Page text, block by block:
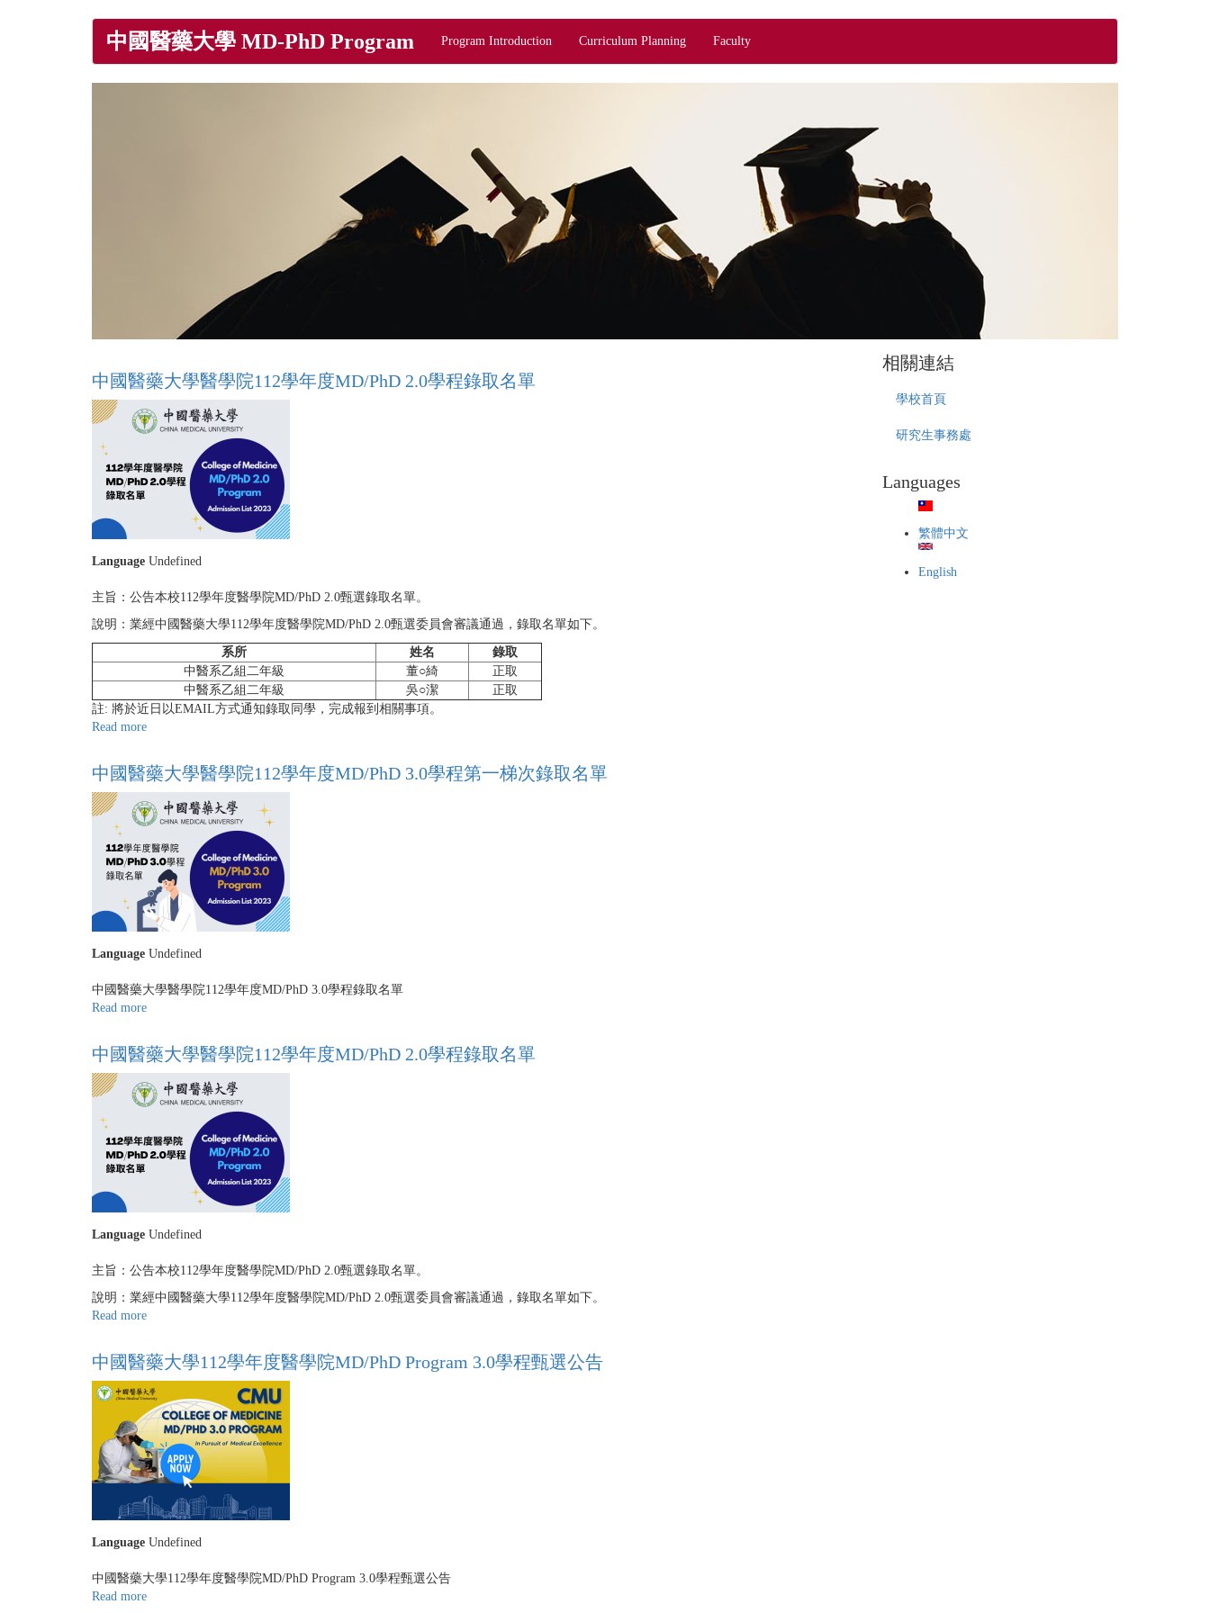
中國醫藥大學 MD-PhD Program Program Introduction Curriculum Planning Faculty
中國醫藥大學醫學院112學年度MD/PhD 2.0學程錄取名單
Language Undefined
主旨：公告本校112學年度醫學院MD/PhD 2.0甄選錄取名單。
說明：業經中國醫藥大學112學年度醫學院MD/PhD 2.0甄選委員會審議通過，錄取名單如下。
系所 姓名
錄取
中醫系乙組二年級
董○綺
正取
中醫系乙組二年級
吳○潔
正取
註: 將於近日以EMAIL方式通知錄取同學，完成報到相關事項。
Read more
國
醫
藥
大
醫
院
112
學
度
2.0
錄
名
單
中國醫藥大學醫學院112學年度MD/PhD 3.0學程第一梯次錄取名單
Language Undefined
中國醫藥大學醫學院112學年度MD/PhD 3.0學程錄取名單
Read more
國
醫
藥
大
醫
學
度
3.0
學
一
梯
次
錄
取
名
單
中國醫藥大學醫學院112學年度MD/PhD 2.0學程錄取名單
Language Undefined
主旨：公告本校112學年度醫學院MD/PhD 2.0甄選錄取名單。
說明：業經中國醫藥大學112學年度醫學院MD/PhD 2.0甄選委員會審議通過，錄取名單如下。
Read more
國
醫
藥
大
學
醫
學
院
112
學
度
2.0
中國醫藥大學112學年度醫學院MD/PhD Program 3.0學程甄選公告
Language Undefined
中國醫藥大學112學年度醫學院MD/PhD Program 3.0學程甄選公告
Read more
相關連結
學校首頁
研究生事務處
Languages
繁體中文
English